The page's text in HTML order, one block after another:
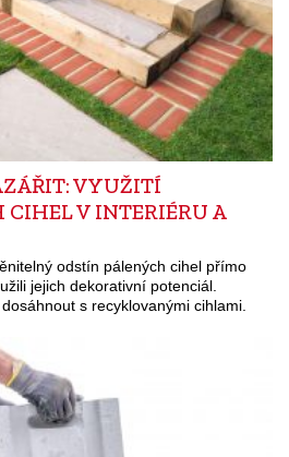
VYUŽITÍ
V INTERIÉRU A
odstín pálených cihel přímo
jejich dekorativní potenciál.
s recyklovanými cihlami.